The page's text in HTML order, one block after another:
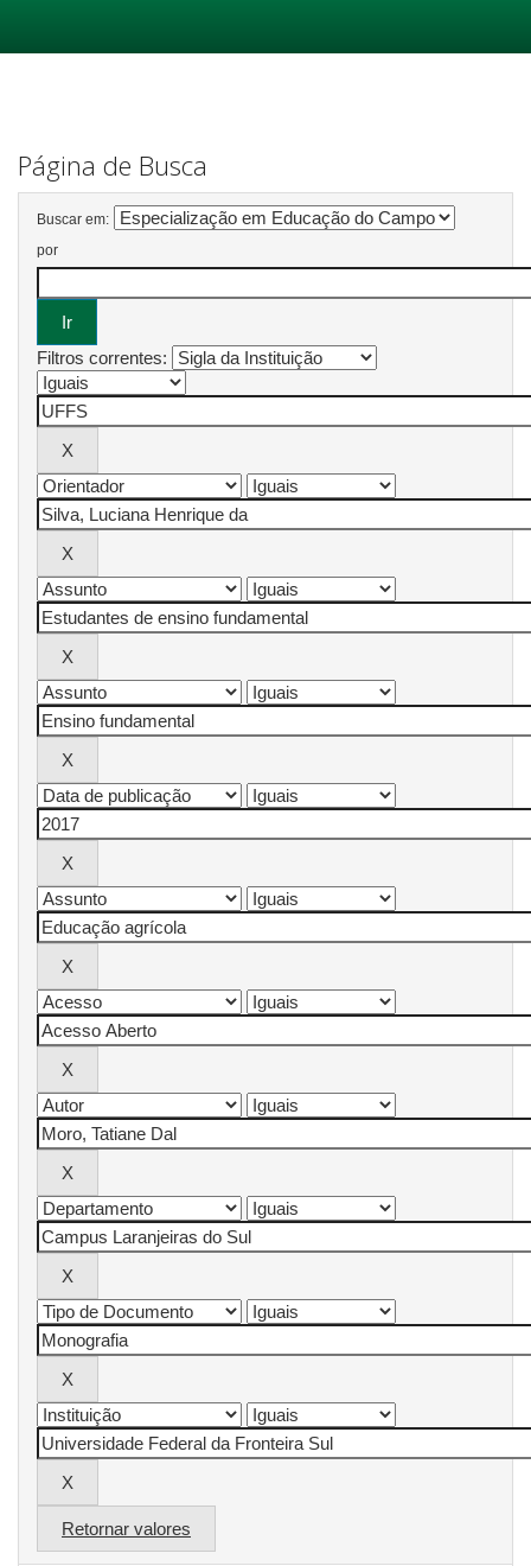
Página de Busca
Buscar em:
por
Filtros correntes:
Retornar valores